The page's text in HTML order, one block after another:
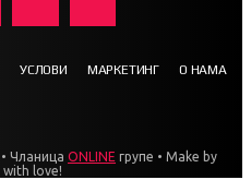
УСЛОВИ МАРКЕТИНГ О НАМА
• Чланица ONLINE групе • Make by
with love!